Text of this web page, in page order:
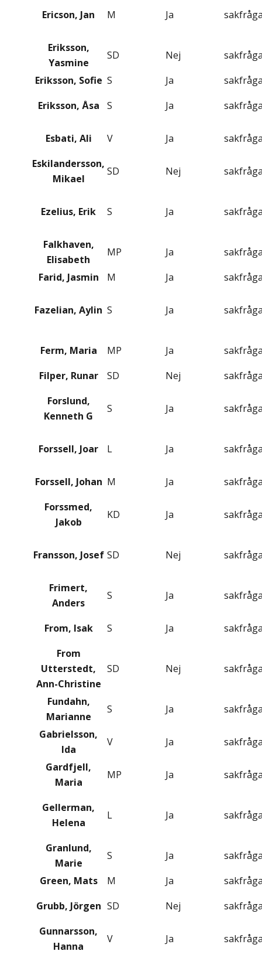
Ericson, Jan M Ja
Eriksson,
Yasmine
SD Nej
Eriksson, Sofie S Ja
Eriksson, Åsa
S Ja
Esbati, Ali V Ja
Eskilandersson,
Mikael
SD Nej
Ezelius, Erik S Ja
Falkhaven,
Elisabeth
MP Ja
Farid, Jasmin
M Ja
Fazelian, Aylin S Ja
Ferm, Maria MP Ja
Filper, Runar
SD Nej
Forslund,
Kenneth G
S Ja
Forssell, Joar L Ja
Forssell, Johan M Ja
Forssmed,
Jakob
KD Ja
Fransson, Josef SD Nej
Frimert,
Anders
S Ja
From, Isak S Ja
From
Utterstedt,
Ann-Christine
SD Nej
Fundahn,
Marianne
S Ja
Gabrielsson,
Ida
V Ja
Gardfjell,
Maria
MP Ja
Gellerman,
Helena
L Ja
Granlund,
Marie
S Ja
Green, Mats
M Ja
Grubb, Jörgen SD Nej
Gunnarsson,
Hanna
V Ja